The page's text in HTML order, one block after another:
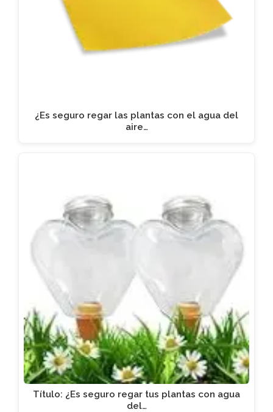
¿Es seguro regar las plantas con el agua del
aire…
Título: ¿Es seguro regar tus plantas con agua
del…